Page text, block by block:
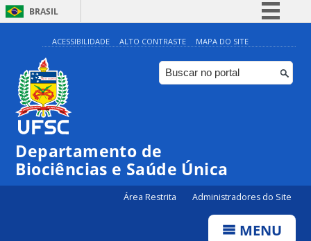
BRASIL
Simplifique!
Comunica BR
Participe
ACESSIBILIDADE ALTO CONTRASTE MAPA DO SITE
Departamento de
Biociências e Saúde Única
Área Restrita Administradores do Site
MENU